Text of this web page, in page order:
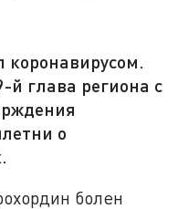
коронавирусом.
й глава региона с
о
болен